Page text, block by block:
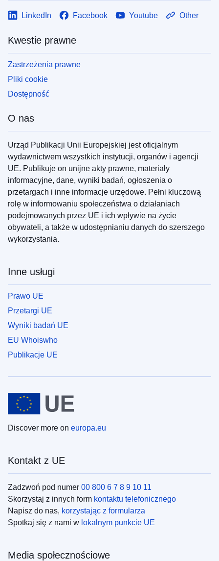
LinkedIn Facebook Youtube Other
Kwestie prawne
Zastrzeżenia prawne
Pliki cookie
Dostępność
O nas
Urząd Publikacji Unii Europejskiej jest oficjalnym
wydawnictwem wszystkich instytucji, organów i agencji
UE. Publikuje on unijne akty prawne, materiały
informacyjne, dane, wyniki badań, ogłoszenia o
przetargach i inne informacje urzędowe. Pełni kluczową
rolę w informowaniu społeczeństwa o działaniach
podejmowanych przez UE i ich wpływie na życie
obywateli, a także w udostępnianiu danych do szerszego
wykorzystania.
Inne usługi
Prawo UE
Przetargi UE
Wyniki badań UE
EU Whoiswho
Publikacje UE
Discover more on europa.eu
Kontakt z UE
Zadzwoń pod numer 00 800 6 7 8 9 10 11
Skorzystaj z innych form kontaktu telefonicznego
Napisz do nas, korzystając z formularza
Spotkaj się z nami w lokalnym punkcie UE
Media społecznościowe